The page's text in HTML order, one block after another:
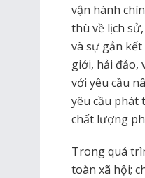
vận hành
thù về lịch
và sự gắn
giới, hải đảo,
với yêu cầu
yêu cầu phát
chất lượng
Trong quá
toàn xã hội;